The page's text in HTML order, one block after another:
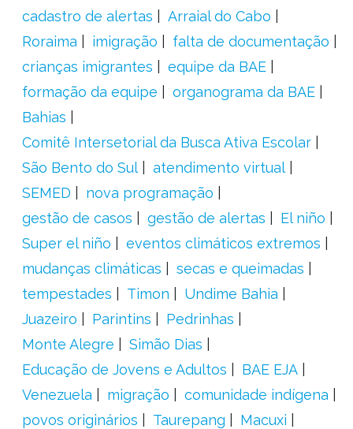
cadastro de alertas
Arraial do Cabo
Roraima
imigração
falta de documentação
crianças imigrantes
equipe da BAE
formação da equipe
organograma da BAE
Bahias
Comitê Intersetorial da Busca Ativa Escolar
São Bento do Sul
atendimento virtual
SEMED
nova programação
gestão de casos
gestão de alertas
El niño
Super el niño
eventos climáticos extremos
mudanças climáticas
secas e queimadas
tempestades
Timon
Undime Bahia
Juazeiro
Parintins
Pedrinhas
Monte Alegre
Simão Dias
Educação de Jovens e Adultos
BAE EJA
Venezuela
migração
comunidade indígena
povos originários
Taurepang
Macuxi